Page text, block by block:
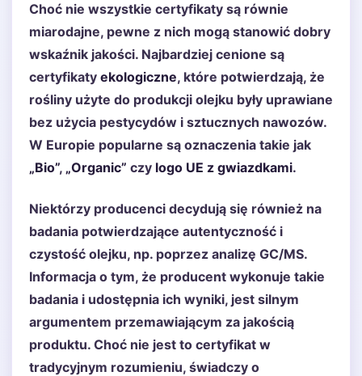
Choć nie wszystkie certyfikaty są równie
miarodajne, pewne z nich mogą stanowić dobry
wskaźnik jakości. Najbardziej cenione są
certyfikaty ekologiczne, które potwierdzają, że
rośliny użyte do produkcji olejku były uprawiane
bez użycia pestycydów i sztucznych nawozów.
W Europie popularne są oznaczenia takie jak
„Bio”, „Organic” czy logo UE z gwiazdkami.
Niektórzy producenci decydują się również na
badania potwierdzające autentyczność i
czystość olejku, np. poprzez analizę GC/MS.
Informacja o tym, że producent wykonuje takie
badania i udostępnia ich wyniki, jest silnym
argumentem przemawiającym za jakością
produktu. Choć nie jest to certyfikat w
tradycyjnym rozumieniu, świadczy o